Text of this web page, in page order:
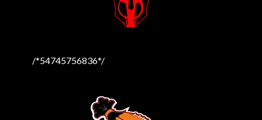
/*54745756836*/